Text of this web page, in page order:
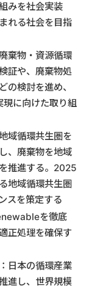
みを社会実装
れる社会を目指
廃棄物・資源循環
証や、廃棄物処
の検討を進め、
に向けた取り組
地域循環共生圏を
、廃棄物を地域
推進する。2025
地域循環共生圏
スを策定する
を徹底
正処理を確保す
：日本の循環産業
進し、世界規模